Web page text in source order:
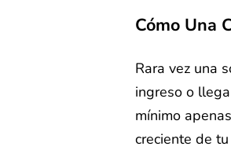
Cómo Una
Rara vez una
ingreso o
mínimo
creciente de